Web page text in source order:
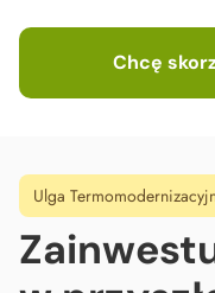
Chcę
Ulga